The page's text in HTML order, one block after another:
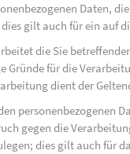
Daten,
gilt auch für ein auf
die Sie
Gründe für die
dient der
personenbezogenen
gegen die
dies gilt auch für